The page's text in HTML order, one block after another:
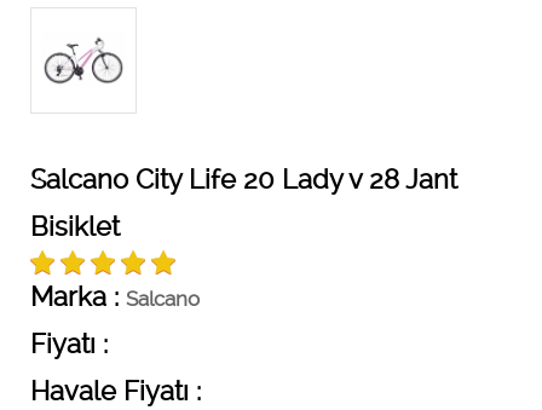
Salcano City Life 20 Lady v 28 Jant
Bisiklet
Marka : Salcano
Fiyatı :
Havale Fiyatı :